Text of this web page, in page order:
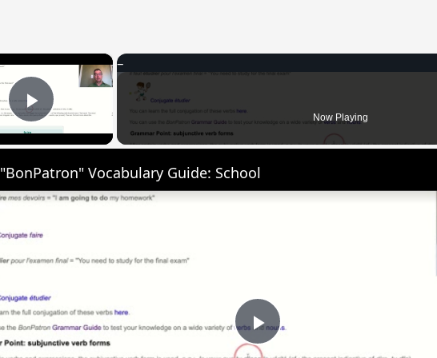
×
Play Video Now Playing
Play
"BonPatron" Vocabulary Guide: School